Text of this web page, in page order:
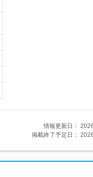
情報更新日：
掲載終了予定日：